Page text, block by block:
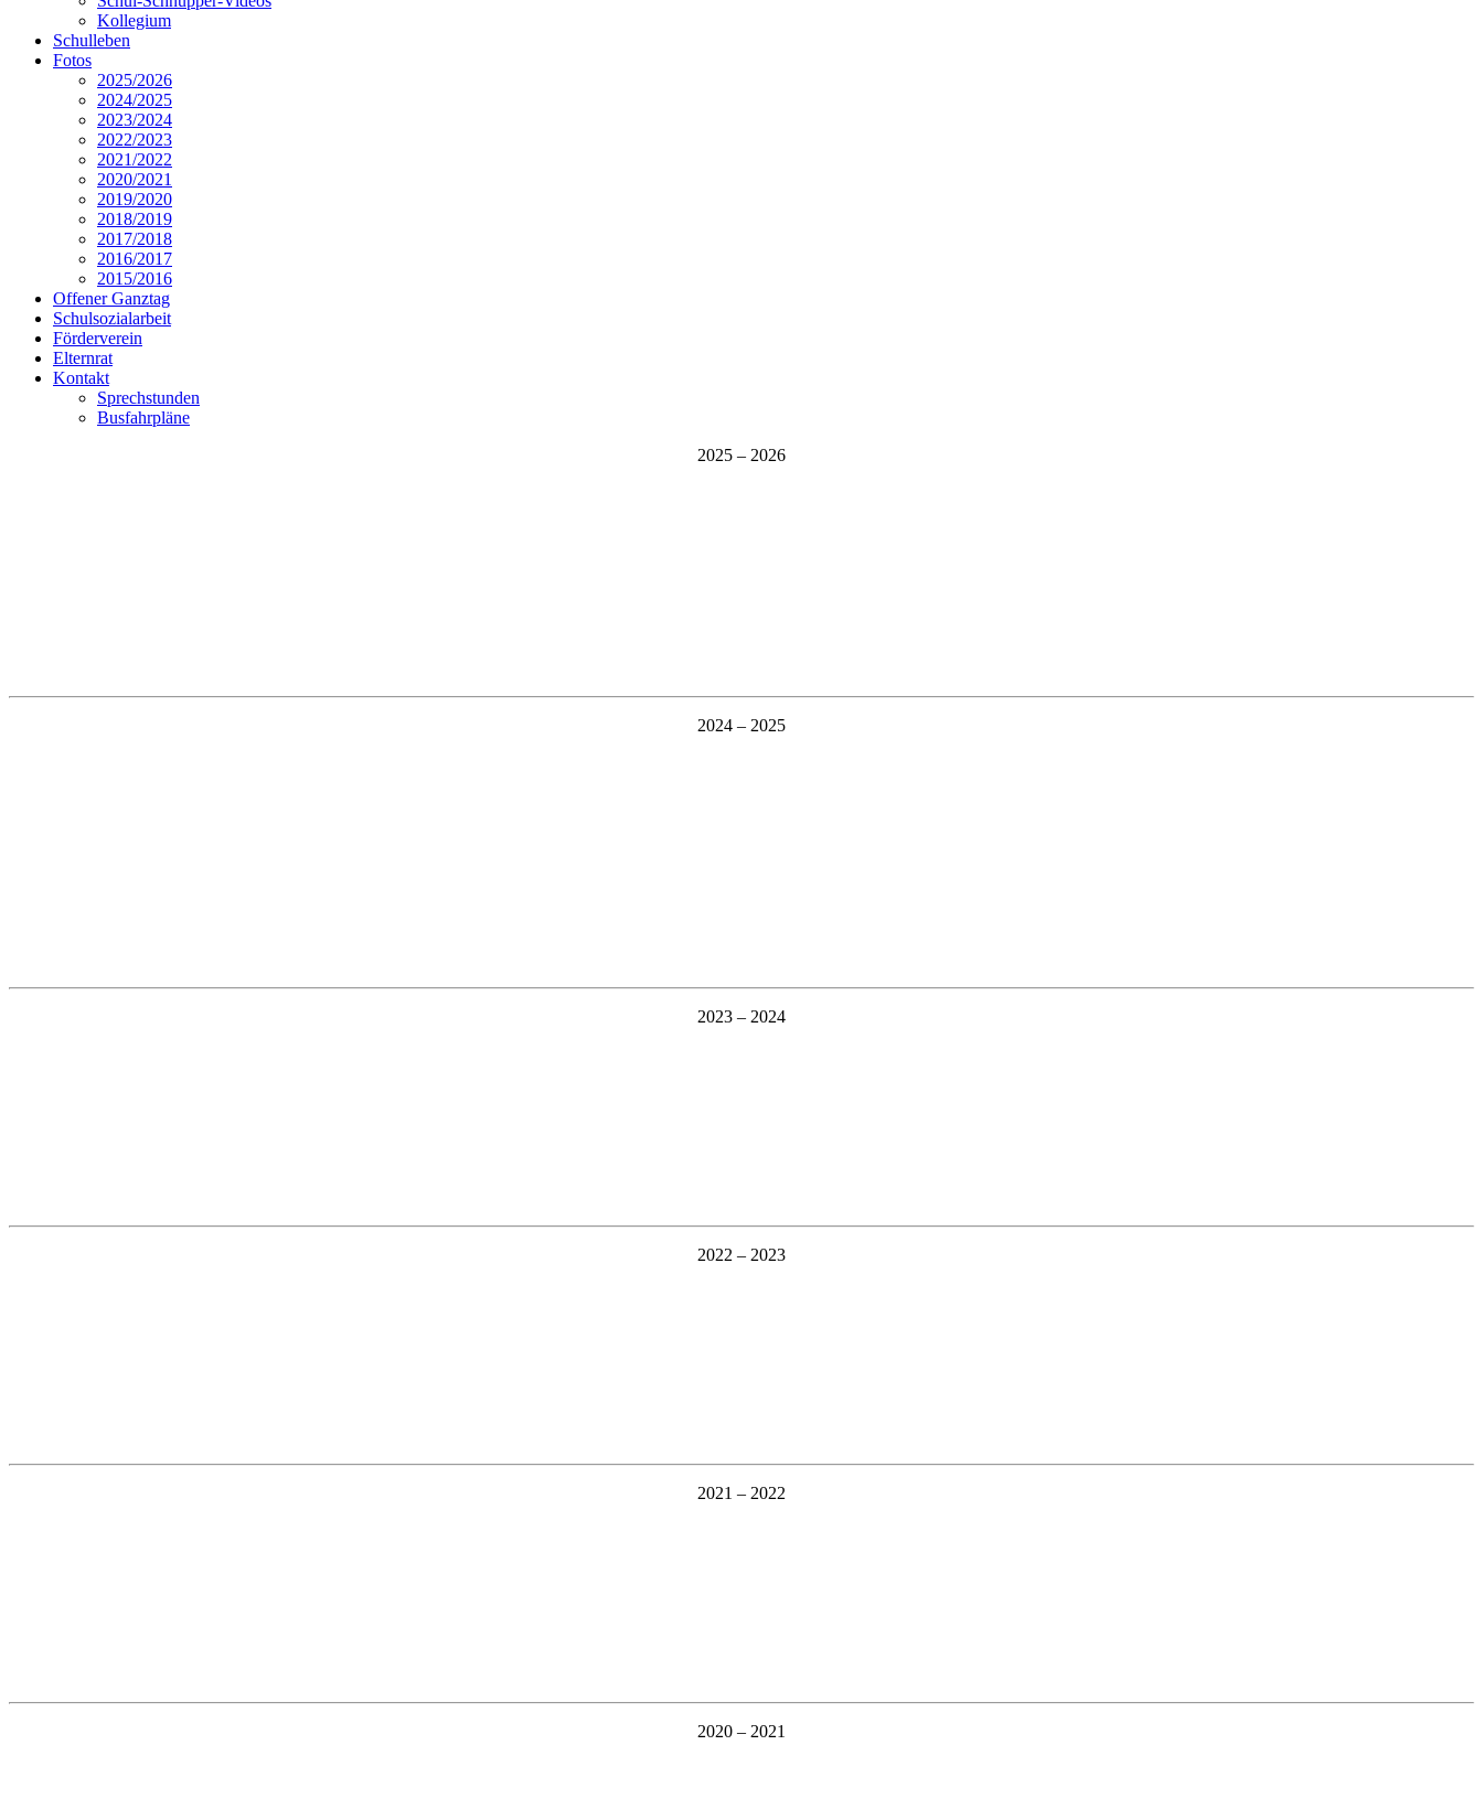
Kollegium
Schulleben
Fotos
2025/2026
2024/2025
2023/2024
2022/2023
2021/2022
2020/2021
2019/2020
2018/2019
2017/2018
2016/2017
2015/2016
Offener Ganztag
Schulsozialarbeit
Förderverein
Elternrat
Kontakt
Sprechstunden
Busfahrpläne
2025 – 2026
2024 – 2025
2023 – 2024
2022 – 2023
2021 – 2022
2020 – 2021